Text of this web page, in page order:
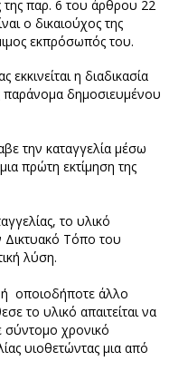
της παρ. 6 του άρθρου 22
ο δικαιούχος της
εκπρόσωπός του.
η διαδικασία
παράνομα δημοσιευμένου
την καταγγελία μέσω
πρώτη εκτίμηση της
το υλικό
Τόπο του
λύση.
οποιοδήποτε άλλο
το υλικό απαιτείται να
σύντομο χρονικό
υιοθετώντας μια από